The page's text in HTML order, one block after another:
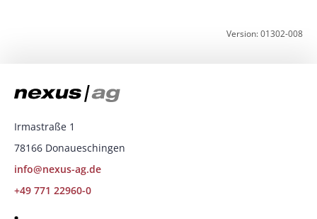
Version: 01302-008
Irmastraße 1
78166 Donaueschingen
info@nexus-ag.de
+49 771 22960-0